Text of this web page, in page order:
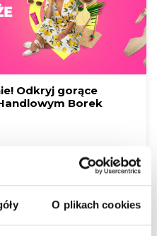
O plikach cookies
Odkryj gorące
Borek